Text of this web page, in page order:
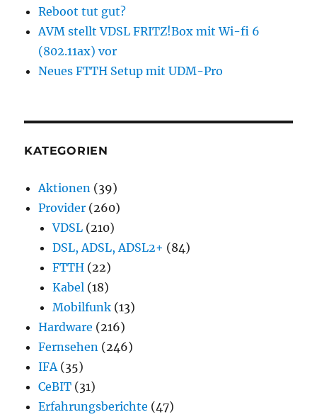
Reboot tut gut?
AVM stellt VDSL FRITZ!Box mit Wi-fi 6
(802.11ax) vor
Neues FTTH Setup mit UDM-Pro
KATEGORIEN
Aktionen (39)
Provider (260)
VDSL (210)
DSL, ADSL, ADSL2+ (84)
FTTH (22)
Kabel (18)
Mobilfunk (13)
Hardware (216)
Fernsehen (246)
IFA(35)
CeBIT (31)
Erfahrungsberichte (47)